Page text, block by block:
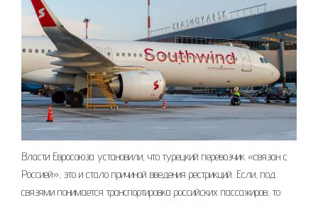
Власти Евросоюза установили, что турецкий перевозчик «связан с
Россией», это и стало причиной введения рестрикций. Если, под
связями понимается транспортировка российских пассажиров, то